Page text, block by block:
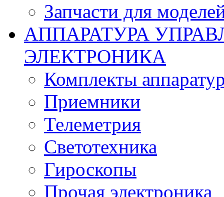
Запчасти для
АППАРАТУРА
ЭЛЕКТРОНИКА
Комплекты
Приемники
Телеметрия
Светотехника
Гироскопы
Прочая электроника